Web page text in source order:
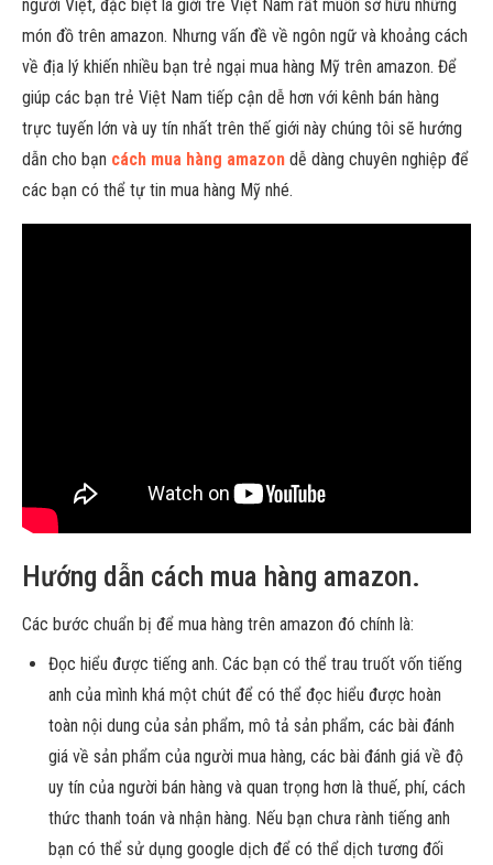
người Việt, đặc biệt là giới trẻ Việt Nam rất muốn sở hữu những
món đồ trên amazon. Nhưng vấn đề về ngôn ngữ và khoảng cách
về địa lý khiến nhiều bạn trẻ ngại mua hàng Mỹ trên amazon. Để
giúp các bạn trẻ Việt Nam tiếp cận dễ hơn với kênh bán hàng
trực tuyến lớn và uy tín nhất trên thế giới này chúng tôi sẽ hướng
dẫn cho bạn cách mua hàng amazon dễ dàng chuyên nghiệp để
các bạn có thể tự tin mua hàng Mỹ nhé.
Hướng dẫn cách mua hàng amazon.
Các bước chuẩn bị để mua hàng trên amazon đó chính là:
Đọc hiểu được tiếng anh. Các bạn có thể trau truốt vốn tiếng
anh của mình khá một chút để có thể đọc hiểu được hoàn
toàn nội dung của sản phẩm, mô tả sản phẩm, các bài đánh
giá về sản phẩm của người mua hàng, các bài đánh giá về độ
uy tín của người bán hàng và quan trọng hơn là thuế, phí, cách
thức thanh toán và nhận hàng. Nếu bạn chưa rành tiếng anh
bạn có thể sử dụng google dịch để có thể dịch tương đối